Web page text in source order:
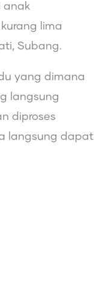
anak
lima
Subang.
yang dimana
langsung
diproses
langsung dapat